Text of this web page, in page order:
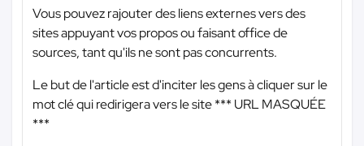
Vous pouvez rajouter des liens externes vers des
sites appuyant vos propos ou faisant office de
sources, tant qu'ils ne sont pas concurrents.
Le but de l'article est d'inciter les gens à cliquer sur le
mot clé qui redirigera vers le site*** URL MASQUÉE
***